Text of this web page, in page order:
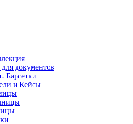
документов
Барсетки
и Кейсы